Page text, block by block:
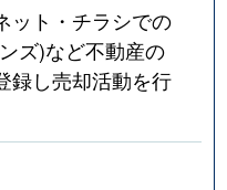
ット・チラシでの
ズ)など不動産の
録し売却活動を行